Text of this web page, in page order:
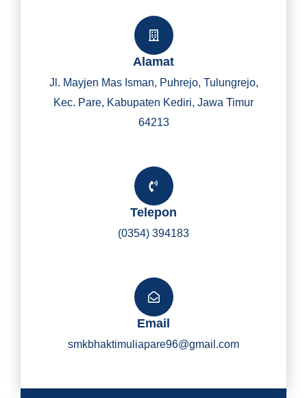
Y
I
Alamat
Jl. Mayjen Mas Isman, Puhrejo, Tulungrejo,
Kec. Pare, Kabupaten Kediri, Jawa Timur
64213
Telepon
(0354) 394183
Email
smkbhaktimuliapare96@gmail.com